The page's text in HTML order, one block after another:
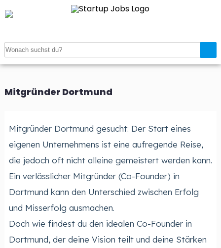
Dortmund
Mitgründer Dortmund
Mitgründer Dortmund gesucht: Der Start eines
eigenen Unternehmens ist eine aufregende Reise,
die jedoch oft nicht alleine gemeistert werden kann.
Ein verlässlicher Mitgründer (Co-Founder) in
Dortmund kann den Unterschied zwischen Erfolg
und Misserfolg ausmachen.
Doch wie findest du den idealen Co-Founder in
Dortmund, der deine Vision teilt und deine Stärken